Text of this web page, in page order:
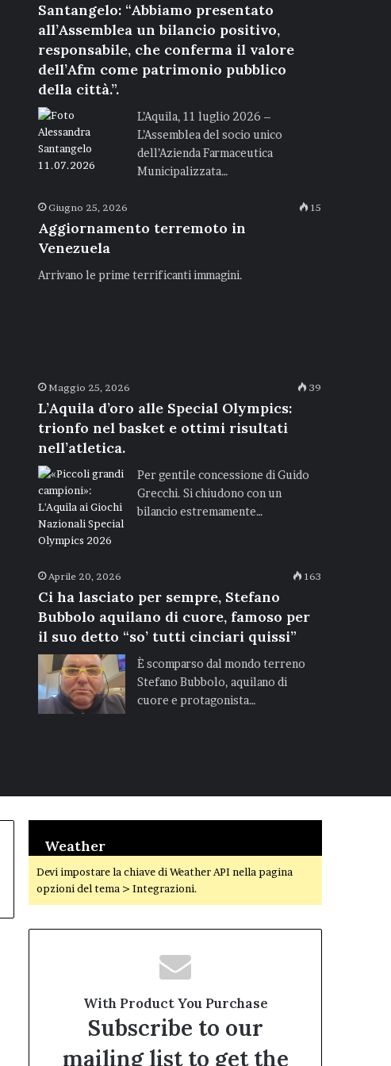
Santangelo: “Abbiamo presentato
all’Assemblea un bilancio positivo,
responsabile, che conferma il valore
dell’Afm come patrimonio pubblico
della città.”.
L’Aquila, 11 luglio 2026 –
L’Assemblea del socio unico
dell’Azienda Farmaceutica
Municipalizzata…
Giugno 25, 2026 15
Aggiornamento terremoto in
Venezuela
Arrivano le prime terrificanti immagini.
Maggio 25, 2026 39
L’Aquila d’oro alle Special Olympics:
trionfo nel basket e ottimi risultati
nell’atletica.
Per gentile concessione di Guido
Grecchi. Si chiudono con un
bilancio estremamente…
Aprile 20, 2026 163
Ci ha lasciato per sempre, Stefano
Bubbolo aquilano di cuore, famoso per
il suo detto “so’ tutti cinciari quissi”
È scomparso dal mondo terreno
Stefano Bubbolo, aquilano di
cuore e protagonista…
Weather
Devi impostare la chiave di Weather API nella pagina
opzioni del tema > Integrazioni.
With Product You Purchase
Subscribe to our
mailing list to get the